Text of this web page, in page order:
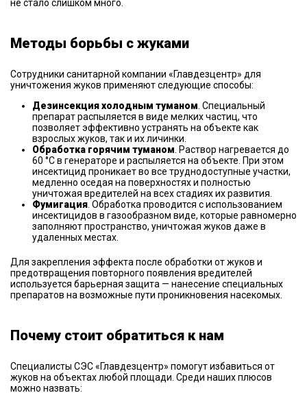
не стало слишком много.
Методы борьбы с жуками
Сотрудники санитарной компании «Главдезцентр» для
уничтожения жуков применяют следующие способы:
Дезинсекция холодным туманом . Специальный
препарат распыляется в виде мелких частиц, что
позволяет эффективно устранять на объекте как
взрослых жуков, так и их личинки.
Обработка горячим туманом . Раствор нагревается до
60 °С в генераторе и распыляется на объекте. При этом
инсектицид проникает во все труднодоступные участки,
медленно оседая на поверхностях и полностью
уничтожая вредителей на всех стадиях их развития.
Фумигация . Обработка проводится с использованием
инсектицидов в газообразном виде, которые равномерно
заполняют пространство, уничтожая жуков даже в
удаленных местах.
Для закрепления эффекта после обработки от жуков и
предотвращения повторного появления вредителей
используется барьерная защита — нанесение специальных
препаратов на возможные пути проникновения насекомых.
Почему стоит обратиться к нам
Специалисты СЭС «Главдезцентр» помогут избавиться от
жуков на объектах любой площади. Среди наших плюсов
можно назвать: